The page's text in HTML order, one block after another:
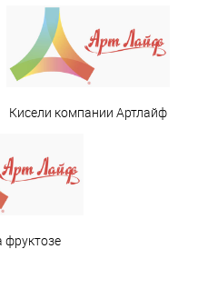
Кисели компании Артлайф
фруктозе